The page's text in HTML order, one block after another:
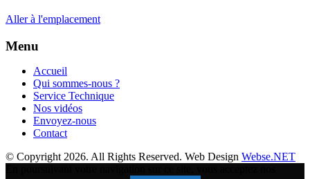
Aller à l'emplacement
Menu
Accueil
Qui sommes-nous ?
Service Technique
Nos vidéos
Envoyez-nous
Contact
© Copyright 2026. All Rights Reserved. Web Design Webse.NET